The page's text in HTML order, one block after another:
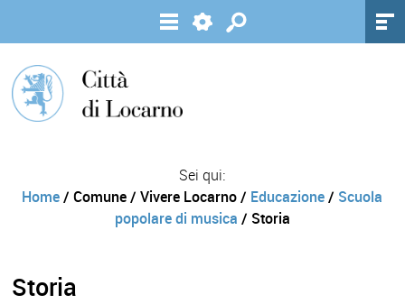
Sei qui:
Home / Comune / Vivere Locarno / Educazione / Scuola
popolare di musica / Storia
Storia